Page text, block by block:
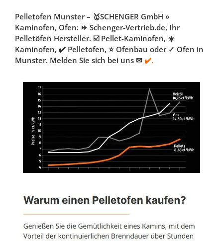
Pelletofen Munster – 🥇SCHENGER GmbH »
Kaminofen, Ofen: ⏩ Schenger-Vertrieb.de, Ihr
Pelletöfen Hersteller. ☑️ Pellet-Kaminofen, ☀️
Kaminofen, ✔️ Pelletofen, ⭐ Ofenbau oder ✓ Ofen in
Munster. Melden Sie sich bei uns ✉ ✔️.